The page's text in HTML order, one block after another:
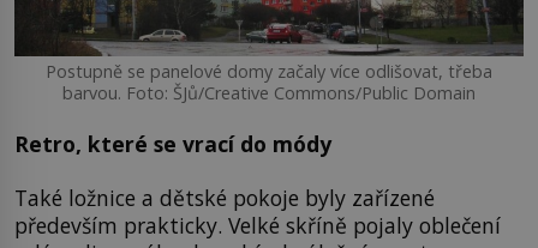
Postupně se panelové domy začaly více odlišovat, třeba
barvou. Foto: ŠJů/Creative Commons/Public Domain
Retro, které se vrací do módy
Také ložnice a dětské pokoje byly zařízené
především prakticky. Velké skříně pojaly oblečení